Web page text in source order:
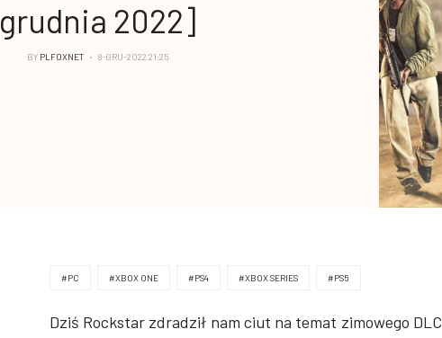
grudnia 2022]
BY PLFOXNET 8-GRU-2022 21:25
#PC #XBOX ONE #PS4 #XBOX SERIES #PS5
Dziś Rockstar zdradził nam ciut na temat zimowego DLC